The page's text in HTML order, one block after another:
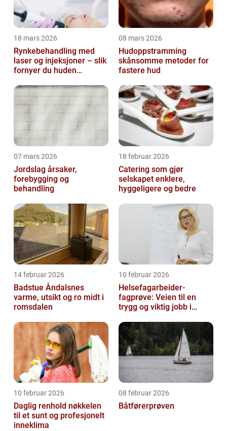
18 mars 2026
Rynkebehandling med
laser og injeksjoner – slik
fornyer du huden
08 mars 2026
Hudoppstramming
skånsomme metoder for
fastere hud
07 mars 2026
Jordslag årsaker,
forebygging og
behandling
18 februar 2026
Catering som gjør
selskapet enklere,
hyggeligere og bedre
14 februar 2026
Badstue Åndalsnes
varme, utsikt og ro midt i
romsdalen
10 februar 2026
Helsefagarbeider-
fagprøve: Veien til en
trygg og viktig jobb i
10 februar 2026
Daglig renhold nøkkelen
til et sunt og profesjonelt
inneklima
08 februar 2026
Båtførerprøven